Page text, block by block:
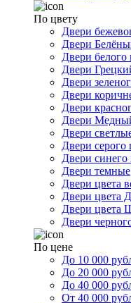
По цвету
Двери
Двери
Двери белого
Двери
Двери
Двери
Двери
Двери
Двери
Двери серого
Двери синего
Двери темные
Двери цвета
Двери цвета
Двери цвета
Двери
По цене
До 10 000
До 20 000
До 40 000
От 40 000